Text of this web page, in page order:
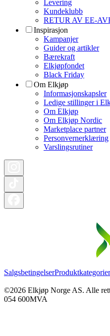
Levering
Kundeklubb
RETUR AV EE-
Inspirasjon
Kampanjer
Guider og artikler
Bærekraft
Elkjøpfondet
Black Friday
Om Elkjøp
Informasjonskapsler
Ledige stillinger i
Om Elkjøp
Om Elkjøp Nordic
Marketplace partner
Personvernerklæring
Varslingsrutiner
SalgsbetingelserProduktkategorier
©2026 Elkjøp Norge AS. Alle
054 600MVA